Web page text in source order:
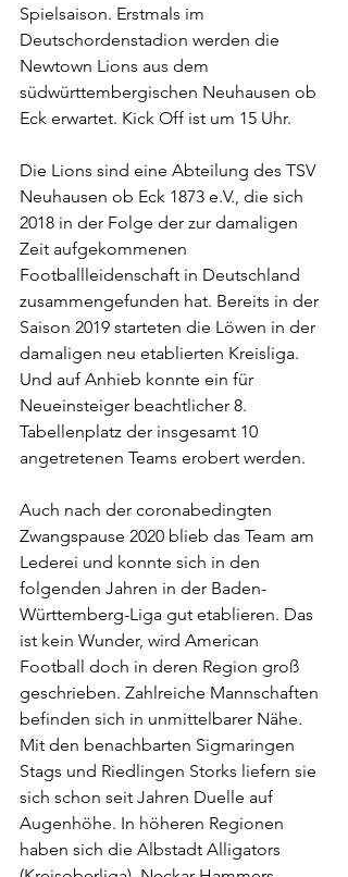
Spielsaison. Erstmals im
Deutschordenstadion werden die
Newtown Lions aus dem
südwürttembergischen Neuhausen ob
Eck erwartet. Kick Off ist um 15 Uhr.
Die Lions sind eine Abteilung des TSV
Neuhausen ob Eck 1873 e.V., die sich
2018 in der Folge der zur damaligen
Zeit aufgekommenen
Footballleidenschaft in Deutschland
zusammengefunden hat. Bereits in der
Saison 2019 starteten die Löwen in der
damaligen neu etablierten Kreisliga.
Und auf Anhieb konnte ein für
Neueinsteiger beachtlicher 8.
Tabellenplatz der insgesamt 10
angetretenen Teams erobert werden.
Auch nach der coronabedingten
Zwangspause 2020 blieb das Team am
Lederei und konnte sich in den
folgenden Jahren in der Baden-
Württemberg-Liga gut etablieren. Das
ist kein Wunder, wird American
Football doch in deren Region groß
geschrieben. Zahlreiche Mannschaften
befinden sich in unmittelbarer Nähe.
Mit den benachbarten Sigmaringen
Stags und Riedlingen Storks liefern sie
sich schon seit Jahren Duelle auf
Augenhöhe. In höheren Regionen
haben sich die Albstadt Alligators